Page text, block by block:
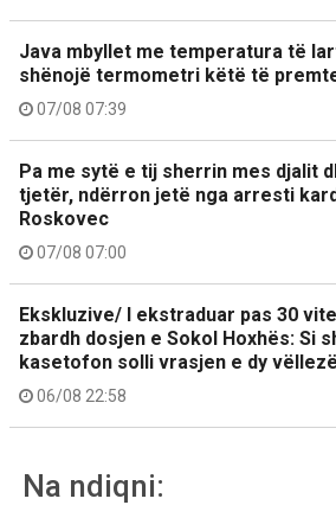
Java mbyllet me temperatura të
shënojë termometri këtë të
07/08 07:39
Pa me sytë e tij sherrin mes djalit
tjetër, ndërron jetë nga arresti
Roskovec
07/08 07:00
Ekskluzive/ I ekstraduar pas 30
zbardh dosjen e Sokol Hoxhës: Si
kasetofon solli vrasjen e dy
06/08 22:58
Na ndiqni: